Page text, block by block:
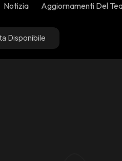
Notizia Aggiornamenti Del
Disponibile